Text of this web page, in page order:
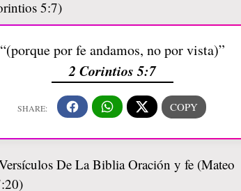
“(porque por fe andamos, no por vista)”
2 Corintios 5:7